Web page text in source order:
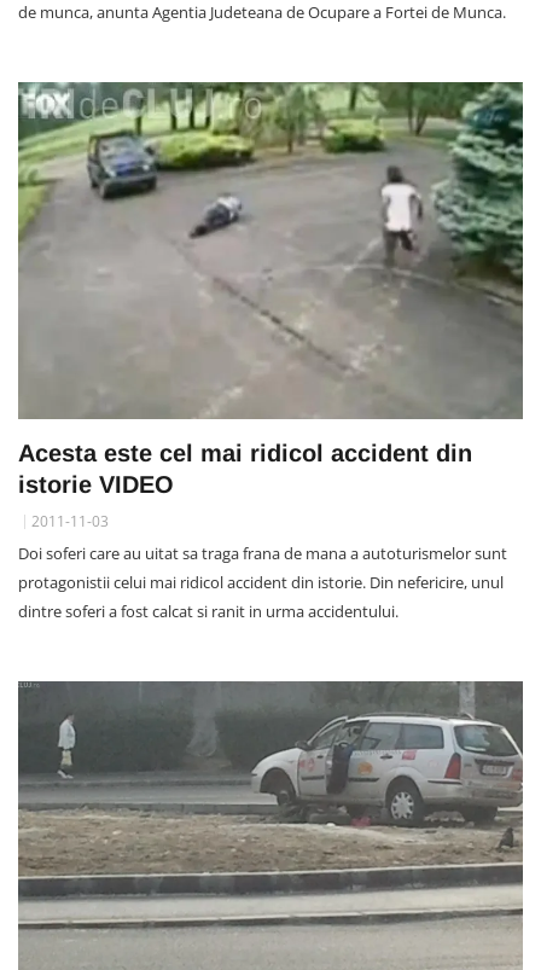
de munca, anunta Agentia Judeteana de Ocupare a Fortei de Munca.
Acesta este cel mai ridicol accident din
istorie VIDEO
2011-11-03
Doi soferi care au uitat sa traga frana de mana a autoturismelor sunt
protagonistii celui mai ridicol accident din istorie. Din nefericire, unul
dintre soferi a fost calcat si ranit in urma accidentului.